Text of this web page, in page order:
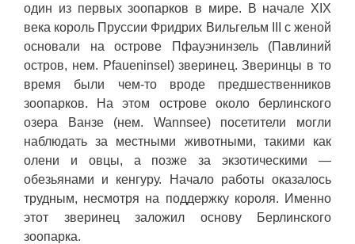
один из первых зоопарков в мире. В начале XIX
века король Пруссии Фридрих Вильгельм III с женой
основали на острове Пфауэнинзель (Павлиний
остров, нем. Pfaueninsel) зверинец. Зверинцы в то
время были чем-то вроде предшественников
зоопарков. На этом острове около берлинского
озера Ванзе (нем. Wannsee) посетители могли
наблюдать за местными животными, такими как
олени и овцы, а позже за экзотическими —
обезьянами и кенгуру. Начало работы оказалось
трудным, несмотря на поддержку короля. Именно
этот зверинец заложил основу Берлинского
зоопарка.